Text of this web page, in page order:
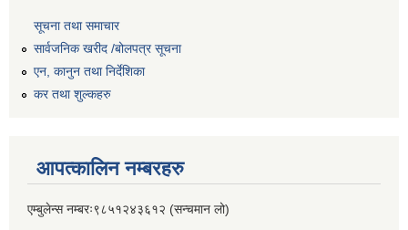
सूचना तथा समाचार
सार्वजनिक खरीद /बोलपत्र सूचना
एन, कानुन तथा निर्देशिका
कर तथा शुल्कहरु
आपत्कालिन नम्बरहरु
एम्बुलेन्स नम्बरः९८५१२४३६१२ (सन्चमान लो)